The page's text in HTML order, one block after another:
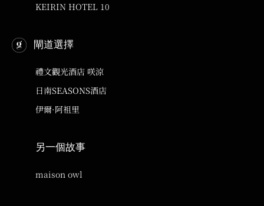
KEIRIN HOTEL 10
閘道選擇
禮文觀光酒店 咲涼
日南SEASONS酒店
伊爾·阿祖里
另一個故事
maison owl